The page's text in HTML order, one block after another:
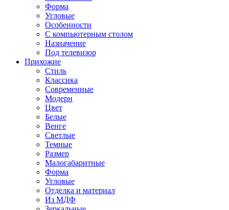
Форма
Угловые
Особенности
С компьютерным столом
Назначение
Под телевизор
Прихожие
Стиль
Классика
Современные
Модерн
Цвет
Белые
Венге
Светлые
Темные
Размер
Малогабаритные
Форма
Угловые
Отделка и материал
Из МДФ